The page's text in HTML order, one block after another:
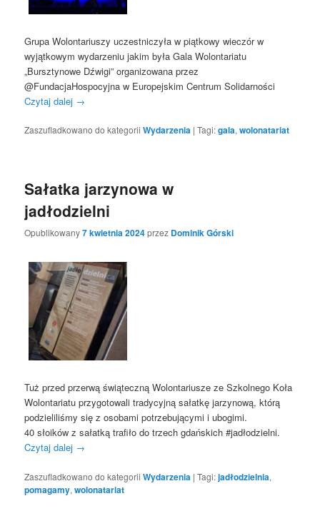
Grupa Wolontariuszy uczestniczyła w piątkowy wieczór w
wyjątkowym wydarzeniu jakim była Gala Wolontariatu
„Bursztynowe Dźwigi” organizowana przez
@FundacjaHospocyjna w Europejskim Centrum Solidarności
Czytaj dalej →
Zaszufladkowano do kategorii Wydarzenia |Tagi:gala,wolonatariat
Sałatka jarzynowa w
jadłodzielni
Opublikowany7 kwietnia 2024przez Dominik Górski
Tuż przed przerwą świąteczną Wolontariusze ze Szkolnego Koła
Wolontariatu przygotowali tradycyjną sałatkę jarzynową, którą
podzieliliśmy się z osobami potrzebującymi i ubogimi.
40 słoików z sałatką trafiło do trzech gdańskich #jadłodzielni.
Czytaj dalej →
Zaszufladkowano do kategorii Wydarzenia |Tagi:jadłodzielnia,
pomagamy,wolonatariat